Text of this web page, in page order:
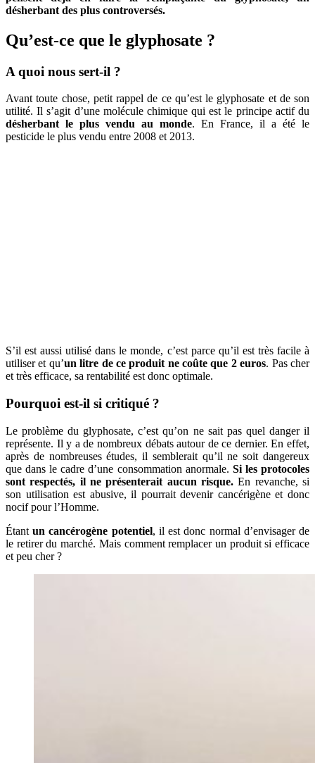
désherbant des plus controversés.
Qu’est-ce que le glyphosate ?
A quoi nous sert-il ?
Avant toute chose, petit rappel de ce qu’est le glyphosate et de son
utilité. Il s’agit d’une molécule chimique qui est le principe actif du
désherbant le plus vendu au monde. En France, il a été le
pesticide le plus vendu entre 2008 et 2013.
S’il est aussi utilisé dans le monde, c’est parce qu’il est très facile à
utiliser et qu’un litre de ce produit ne coûte que 2 euros. Pas cher
et très efficace, sa rentabilité est donc optimale.
Pourquoi est-il si critiqué ?
Le problème du glyphosate, c’est qu’on ne sait pas quel danger il
représente. Il y a de nombreux débats autour de ce dernier. En effet,
après de nombreuses études, il semblerait qu’il ne soit dangereux
que dans le cadre d’une consommation anormale. Si les protocoles
sont respectés, il ne présenterait aucun risque. En revanche, si
son utilisation est abusive, il pourrait devenir cancérigène et donc
nocif pour l’Homme.
Étantun cancérogène potentiel, il est donc normal d’envisager de
le retirer du marché. Mais comment remplacer un produit si efficace
et peu cher ?